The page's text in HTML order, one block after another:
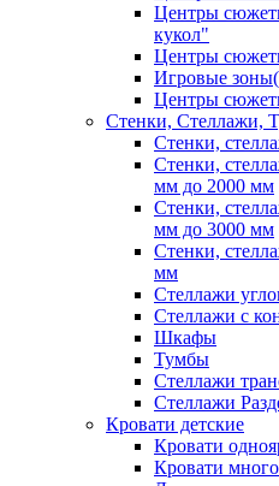
Центры
кукол"
Центры
Игровые
Центры
Стенки, Стеллажи,
Стенки,
Стенки,
мм до 2000 мм
Стенки,
мм до 3000 мм
Стенки,
мм
Стеллажи
Стеллажи с
Шкафы
Тумбы
Стеллажи
Стеллажи
Кровати детские
Кровати
Кровати